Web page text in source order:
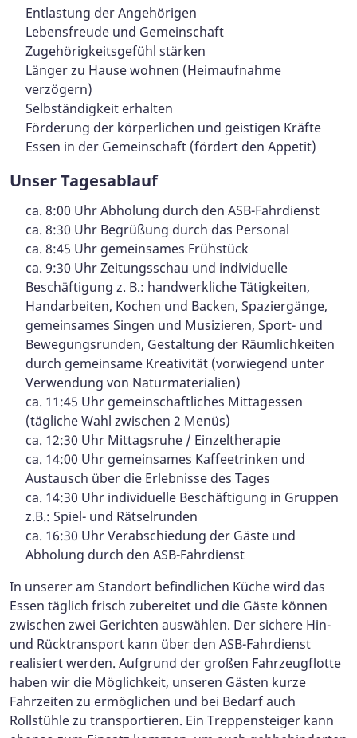
Entlastung der Angehörigen
Lebensfreude und Gemeinschaft
Zugehörigkeitsgefühl stärken
Länger zu Hause wohnen (Heimaufnahme
verzögern)
Selbständigkeit erhalten
Förderung der körperlichen und geistigen Kräfte
Essen in der Gemeinschaft (fördert den Appetit)
Unser Tagesablauf
ca. 8:00 Uhr Abholung durch den ASB-Fahrdienst
ca. 8:30 Uhr Begrüßung durch das Personal
ca. 8:45 Uhr gemeinsames Frühstück
ca. 9:30 Uhr Zeitungsschau und individuelle
Beschäftigung z. B.: handwerkliche Tätigkeiten,
Handarbeiten, Kochen und Backen, Spaziergänge,
gemeinsames Singen und Musizieren, Sport- und
Bewegungsrunden, Gestaltung der Räumlichkeiten
durch gemeinsame Kreativität (vorwiegend unter
Verwendung von Naturmaterialien)
ca. 11:45 Uhr gemeinschaftliches Mittagessen
(tägliche Wahl zwischen 2 Menüs)
ca. 12:30 Uhr Mittagsruhe / Einzeltherapie
ca. 14:00 Uhr gemeinsames Kaffeetrinken und
Austausch über die Erlebnisse des Tages
ca. 14:30 Uhr individuelle Beschäftigung in Gruppen
z.B.: Spiel- und Rätselrunden
ca. 16:30 Uhr Verabschiedung der Gäste und
Abholung durch den ASB-Fahrdienst
In unserer am Standort befindlichen Küche wird das
Essen täglich frisch zubereitet und die Gäste können
zwischen zwei Gerichten auswählen. Der sichere Hin-
und Rücktransport kann über den ASB-Fahrdienst
realisiert werden. Aufgrund der großen Fahrzeugflotte
haben wir die Möglichkeit, unseren Gästen kurze
Fahrzeiten zu ermöglichen und bei Bedarf auch
Rollstühle zu transportieren. Ein Treppensteiger kann